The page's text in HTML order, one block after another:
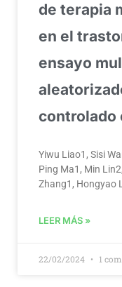
de terapia
en el
ensayo
controlado
Yiwu Liao1, Sisi
Ping Ma1, Min
Zhang1, Hongyao
LEER MÁS »
22/02/2024 1